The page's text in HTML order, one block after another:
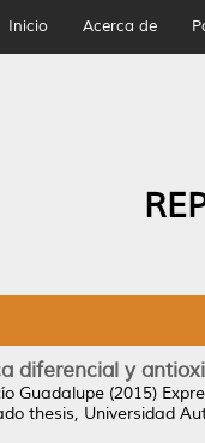
Inicio Acerca de
diferencial y
Guadalupe (2015)
thesis, Universidad